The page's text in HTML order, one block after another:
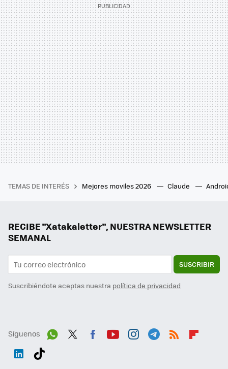
TEMAS DE INTERÉS Mejores moviles 2026 Claude
RECIBE "Xatakaletter", NUESTRA NEWSLETTER
SEMANAL
SUSCRIBIR
Suscribiéndote aceptas nuestra política de privacidad
Síguenos